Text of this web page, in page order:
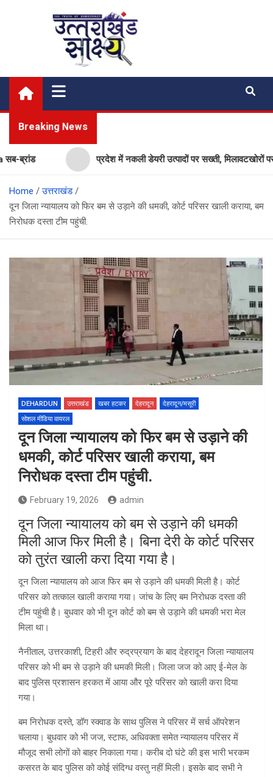
Uttarakhand Shakshya
My News Portal
Breaking News
प्रदेश में नकली डेयरी उत्पादों पर सख्ती, मिलावटखोरों पर
Home
उत्तराखंड
दून जिला न्यायालय को फिर बम से उड़ाने की धमकी, कोर्ट परिसर खाली कराया, बम
निरोधक दस्ता टीम पहुंची.
DEHARDUN उत्तराखंड खबर हटकर देहरादून
देहरादून/मसूरी
सोशल मीडिया वायरल
दून जिला न्यायालय को फिर बम से उड़ाने की
धमकी, कोर्ट परिसर खाली कराया, बम
निरोधक दस्ता टीम पहुंची.
February 19, 2026 admin
दून जिला न्यायालय को बम से उड़ाने की धमकी
मिली आज फिर मिली है। बिना देरी के कोर्ट परिसर
को तुरंत खाली करा दिया गया है।
दून जिला न्यायालय को आज फिर बम से उड़ाने की धमकी मिली है। कोर्ट
परिसर को तत्काल खाली कराया गया। जांच के लिए बम निरोधक दस्ता की
टीम पहुंची है। बुधवार को भी दून कोर्ट को बम से उड़ाने की धमकी भरा मेल
मिला था।
नैनीताल, उत्तरकाशी, टिहरी और रुद्रप्रयाग के बाद देहरादून जिला न्यायालय
परिसर को भी बम से उड़ाने की धमकी मिली। जिला जज को आए ई-मेल के
बाद पुलिस प्रशासन हरकत में आया और पूरे परिसर को खाली करा दिया
गया।
बम निरोधक दस्ते, डॉग स्क्वाड के साथ पुलिस ने परिसर में सर्च ऑपरेशन
चलाया। बुधवार को भी जज, स्टाफ, अधिवक्ता समेत न्यायालय परिसर में
मौजूद सभी लोगों को बाहर निकाला गया। करीब दो घंटे की इस भारी भरकम
कसरत के बाद पुलिस को कोई संदिग्ध वस्तु नहीं मिली। इसके बाद सभी ने